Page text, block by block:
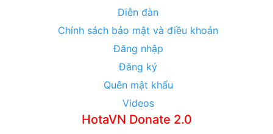
Diễn đàn
Chính sách bảo mật và điều khoản
Đăng nhập
Đăng ký
Quên mật khẩu
Videos
HotaVN Donate 2.0